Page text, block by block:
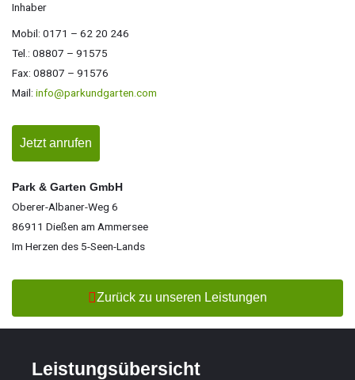
Inhaber
Mobil: 0171 – 62 20 246
Tel.: 08807 – 91575
Fax: 08807 – 91576
Mail: info@parkundgarten.com
Jetzt anrufen
Park & Garten GmbH
Oberer-Albaner-Weg 6
86911 Dießen am Ammersee
Im Herzen des 5-Seen-Lands
Zurück zu unseren Leistungen
Leistungsübersicht